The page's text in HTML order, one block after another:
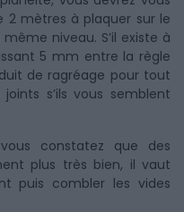
2 mètres à plaquer sur le
niveau. S’il existe à
5 mm entre la règle
de ragréage pour tout
s’ils vous semblent
constatez que des
plus très bien, il vaut
puis combler les vides